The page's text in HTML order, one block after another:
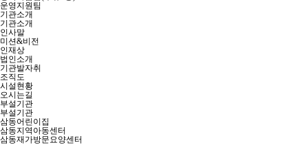
운영지원팀
기관소개
기관소개
인사말
미션&비전
인재상
법인소개
기관발자취
조직도
시설현황
오시는길
부설기관
부설기관
삼동어린이집
삼동지역아동센터
삼동재가방문요양센터